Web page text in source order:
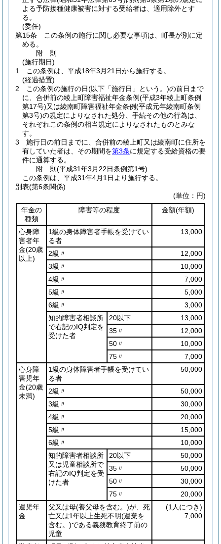
よる予防接種健康被害に対する受給者は、適用除外とす
る。
(委任)
第15条
この条例の施行に関し必要な事項は、町長が別に定
める。
附 則
(施行期日)
1
この条例は、平成18年3月21日から施行する。
(経過措置)
2
この条例の施行の日(以下「施行日」という。)の前日まで
に、合併前の綾上町障害福祉年金条例(平成3年綾上町条例
第17号)又は綾南町障害福祉年金条例(平成元年綾南町条例
第3号)の規定によりなされた処分、手続その他の行為は、
それぞれこの条例の相当規定によりなされたものとみな
す。
3
施行日の前日までに、合併前の綾上町又は綾南町に住所を
有していた者は、その期間を第3条に規定する受給資格の要
件に通算する。
附 則(平成31年3月22日条例第1号)
この条例は、平成31年4月1日より施行する。
別表(第6条関係)
(単位：円)
年金の
種類
障害等の程度 金額(年額)
心身障
害者年
金(20歳
以上)
1級の身体障害者手帳を受けてい
る者
13,000
2級〃
12,000
3級〃
10,000
4級〃
7,000
5級〃
5,000
6級〃
3,000
知的障害者相談所
で右記のIQ判定を
受けた者
20以下
13,000
35〃
12,000
50〃
10,000
75〃
7,000
心身障
害児年
金(20歳
未満)
1級の身体障害者手帳を受けてい
る者
50,000
2級〃
50,000
3級〃
30,000
4級〃
20,000
5級〃
15,000
6級〃
10,000
知的障害者相談所
又は児童相談所で
右記のIQ判定を受
けた者
20以下
50,000
35〃
50,000
50〃
30,000
75〃
20,000
遺児年
金
父又は母(養父母を含む。)が、死
亡又は1年以上生死不明(遺棄を
含む。)である義務教育終了前の
児童
(1人につき)
7,000